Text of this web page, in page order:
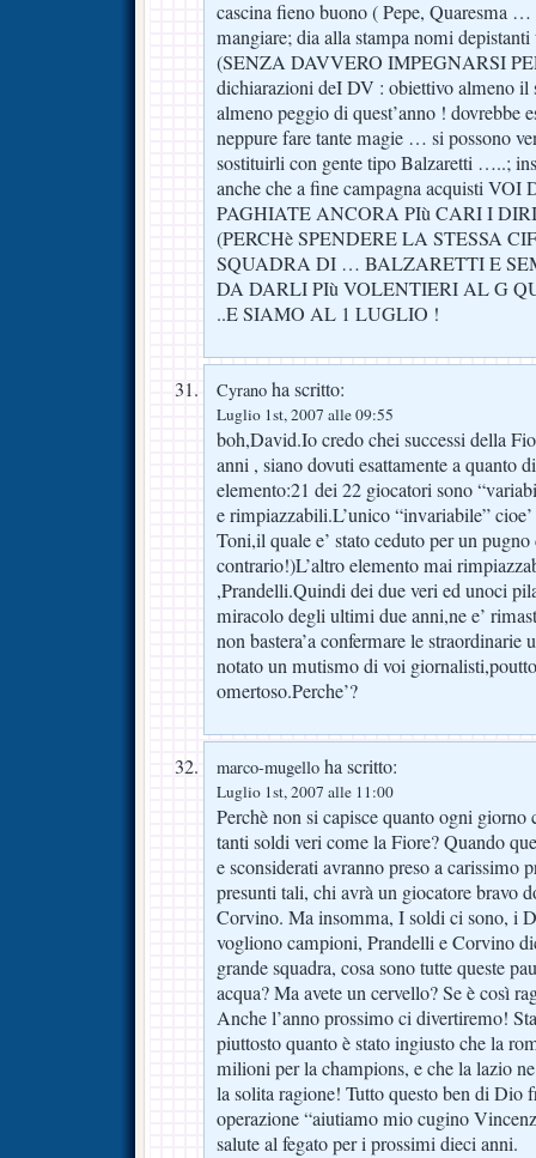
cascina fieno buono ( Pepe, Quaresma
mangiare; dia alla stampa nomi
(SENZA DAVVERO IMPEGNARSI
dichiarazioni deI DV : obiettivo almeno il
almeno peggio di quest’anno ! dovrebbe
neppure fare tante magie … si possono
sostituirli con gente tipo Balzaretti …..;
anche che a fine campagna acquisti
PAGHIATE ANCORA PIù CARI I
(PERCHè SPENDERE LA STESSA
SQUADRA DI … BALZARETTI E
DA DARLI PIù VOLENTIERI AL G
..E SIAMO AL 1 LUGLIO !
Cyrano ha scritto:
Luglio 1st, 2007 alle 09:55
boh,David.Io credo chei successi della
anni , siano dovuti esattamente a quanto
elemento:21 dei 22 giocatori sono
e rimpiazzabili.L’unico “invariabile”
Toni,il quale e’ stato ceduto per un
contrario!)L’altro elemento mai
,Prandelli.Quindi dei due veri ed unoci
miracolo degli ultimi due anni,ne e’
non bastera’a confermare le straordinarie
notato un mutismo di voi
omertoso.Perche’?
marco-mugello ha scritto:
Luglio 1st, 2007 alle 11:00
Perchè non si capisce quanto ogni giorno
tanti soldi veri come la Fiore? Quando
e sconsiderati avranno preso a carissimo
presunti tali, chi avrà un giocatore bravo
Corvino. Ma insomma, I soldi ci sono, i
vogliono campioni, Prandelli e Corvino
grande squadra, cosa sono tutte queste
acqua? Ma avete un cervello? Se è così
Anche l’anno prossimo ci divertiremo!
piuttosto quanto è stato ingiusto che la
milioni per la champions, e che la lazio
la solita ragione! Tutto questo ben di Dio
operazione “aiutiamo mio cugino
salute al fegato per i prossimi dieci anni.